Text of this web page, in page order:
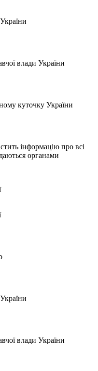
влади України
куточку України
інформацію про всі
органами
влади України